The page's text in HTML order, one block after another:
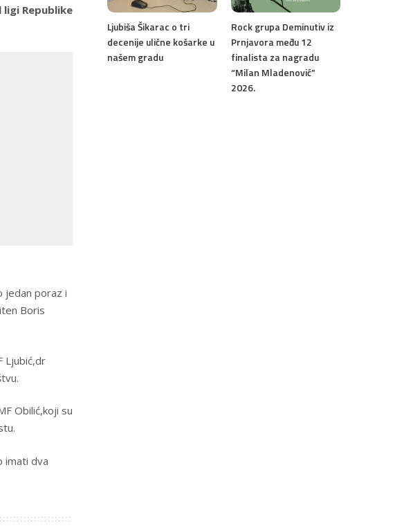
Republike
jedan poraz i
Boris
Ljubić,dr
Obilić,koji su
imati dva
Ljubiša Šikarac o tri
decenije ulične košarke u
našem gradu
Rock grupa Deminutiv iz
Prnjavora među 12
finalista za nagradu
“Milan Mladenović”
2026.